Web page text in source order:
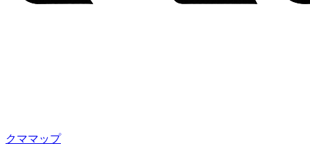
クママップ